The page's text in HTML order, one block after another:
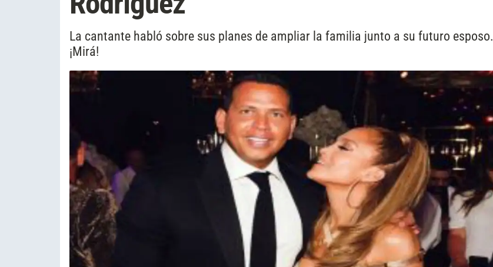
La cantante habló sobre sus planes de ampliar la familia junto a su futuro esposo.
¡Mirá!